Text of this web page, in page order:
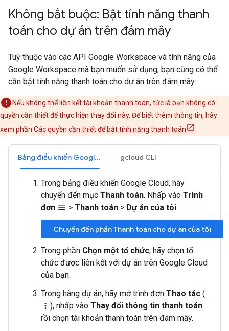
Không bắt buộc: Bật tính năng thanh
toán cho dự án trên đám mây
Tuỳ thuộc vào các API Google Workspace và tính năng của
Google Workspace mà bạn muốn sử dụng, bạn cũng có thể
cần bật tính năng thanh toán cho dự án trên đám mây:
Nếu không thể liên kết tài khoản thanh toán, tức là bạn không có
quyền cần thiết để thực hiện thay đổi này. Để biết thêm thông tin, hãy
xem phần Các quyền cần thiết để bật tính năng thanh toán
Bảng điều khiển Google Cloud gcloud CLI
Trong bảng điều khiển Google Cloud, hãy
chuyển đến mục Thanh toán. Nhấp vào Trình
đơn menu > Thanh toán > Dự án của tôi.
Chuyển đến phần Thanh toán cho dự án của tôi
Trong phần Chọn một tổ chức, hãy chọn tổ
chức được liên kết với dự án trên Google Cloud
của bạn.
Trong hàng dự án, hãy mở trình đơn Thao tác (
more_vert ), nhấp vào Thay đổi thông tin thanh toán
rồi chọn tài khoản thanh toán trên đám mây.